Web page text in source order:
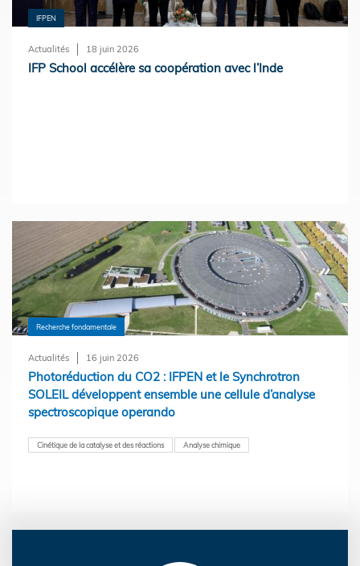
IFPEN
Actualités 18 juin 2026
IFP School accélère sa coopération avec l’Inde
Recherche fondamentale
Actualités 16 juin 2026
Photoréduction du CO2 : IFPEN et le Synchrotron
SOLEIL développent ensemble une cellule d’analyse
spectroscopique operando
Cinétique de la catalyse et des réactions Analyse chimique